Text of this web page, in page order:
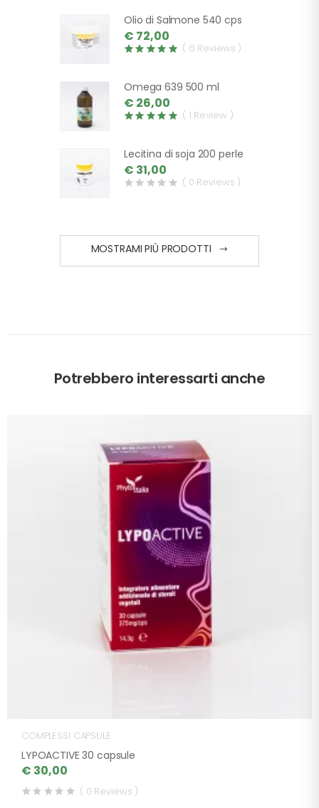
Olio di Salmone 540 cps
€ 72,00
( 6 Reviews )
Omega 639 500 ml
€ 26,00
( 1 Review )
Lecitina di soja 200 perle
€ 31,00
( 0 Reviews )
MOSTRAMI PIÙ PRODOTTI
Potrebbero interessarti anche
COMPLESSI CAPSULE
LYPOACTIVE 30 capsule
€ 30,00
( 0 Reviews )